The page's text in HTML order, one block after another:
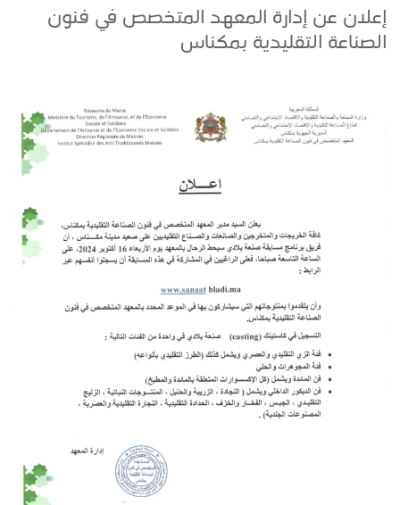
إعلان عن إدارة المعهد المتخصص في فنون
الصناعة التقليدية بمكناس